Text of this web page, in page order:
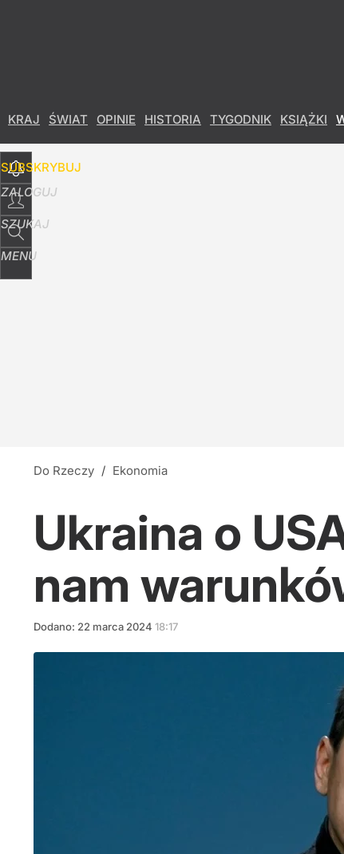
KRAJ ŚWIAT OPINIE HISTORIA TYGODNIK KSIĄŻKI
SUBSKRYBUJ
ZALOGUJ
SZUKAJ
MENU
Do Rzeczy / Ekonomia
Ukraina o
nam
Dodano: 22 marca 2024 18:17